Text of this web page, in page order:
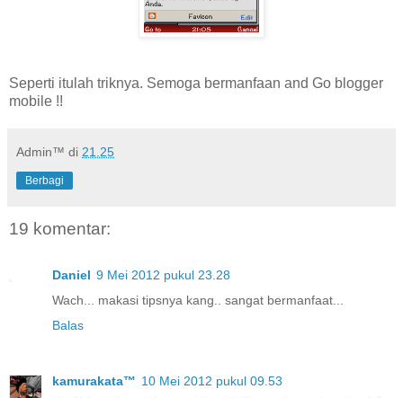
Seperti itulah triknya. Semoga bermanfaan and Go blogger
mobile !!
Admin™ di 21.25
Berbagi
19 komentar:
Daniel 9 Mei 2012 pukul 23.28
Wach... makasi tipsnya kang.. sangat bermanfaat...
Balas
kamurakata™ 10 Mei 2012 pukul 09.53